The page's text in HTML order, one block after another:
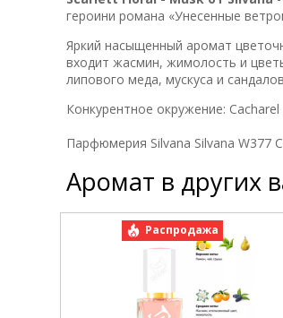
героини романа «Унесенные
Яркий насыщенный аромат
входит жасмин, жимолость и
липового меда, мускуса и
Конкурентное окружение:
Парфюмерия Silvana Silvana W377
Аромат в других
Распродажа